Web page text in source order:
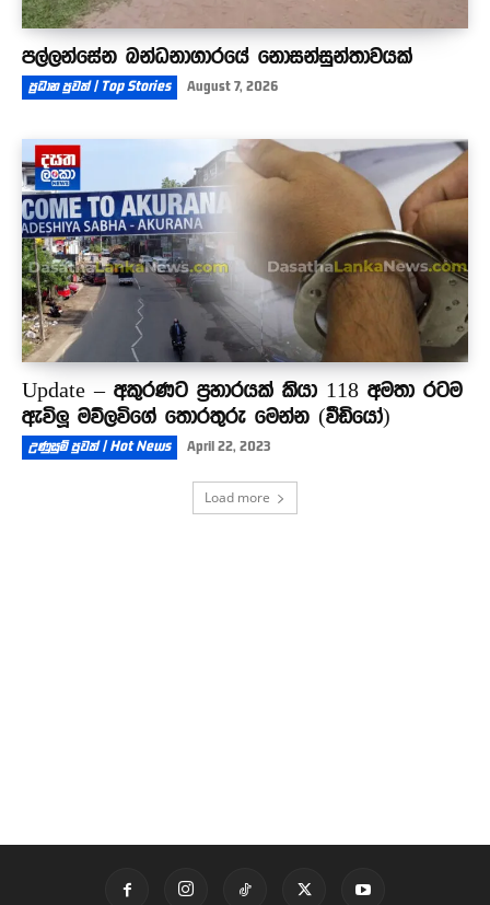
පල්ලන්සේන බන්ධනාගාරයේ නොසන්සුන්තාවයක්
ප්‍රධාන පුවත් | Top Stories August 7, 2026
Update – අකුරණට ප්‍රහාරයක් කියා 118 අමතා රටම
ඇවිලූ මව්ලවිගේ තොරතුරු මෙන්න (වීඩියෝ)
උණුසුම් පුවත් | Hot News April 22, 2023
Load more